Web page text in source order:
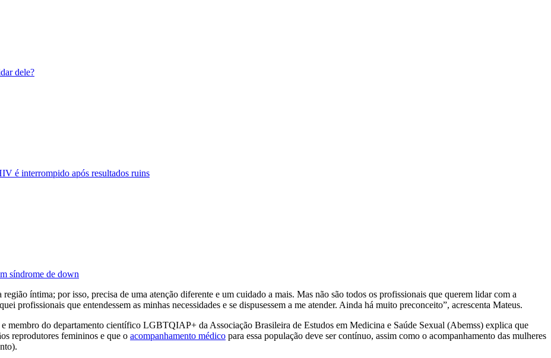
dele?
é interrompido após resultados ruins
síndrome de down
íntima; por isso, precisa de uma atenção diferente e um cuidado a mais. Mas não são todos os profissionais que querem lidar com a
profissionais que entendessem as minhas necessidades e se dispusessem a me atender. Ainda há muito preconceito”, acrescenta Mateus.
membro do departamento científico LGBTQIAP+ da Associação Brasileira de Estudos em Medicina e Saúde Sexual (Abemss) explica que
reprodutores femininos e que o acompanhamento médico para essa população deve ser contínuo, assim como o acompanhamento das mulheres